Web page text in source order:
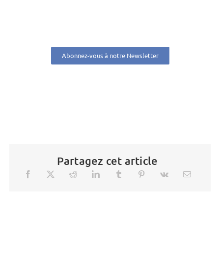
Abonnez-vous à notre Newsletter
Partagez cet article